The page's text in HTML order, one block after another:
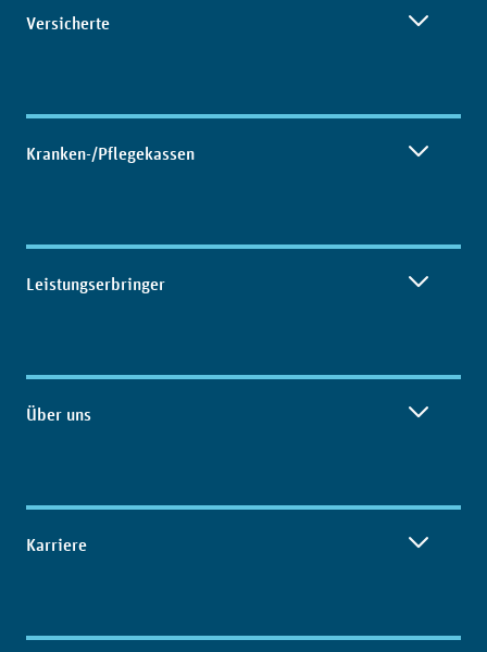
Versicherte
Kranken-/Pflegekassen
Leistungserbringer
Über uns
Karriere